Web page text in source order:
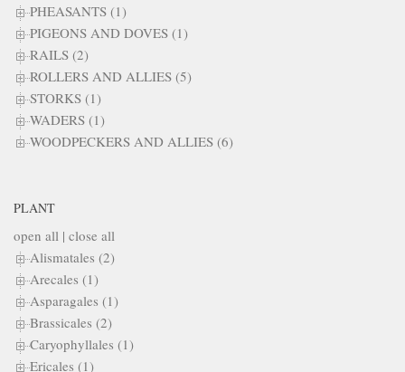
PHEASANTS (1)
PIGEONS AND DOVES (1)
RAILS (2)
ROLLERS AND ALLIES (5)
STORKS (1)
WADERS (1)
WOODPECKERS AND ALLIES (6)
PLANT
open all | close all
Alismatales (2)
Arecales (1)
Asparagales (1)
Brassicales (2)
Caryophyllales (1)
Ericales (1)